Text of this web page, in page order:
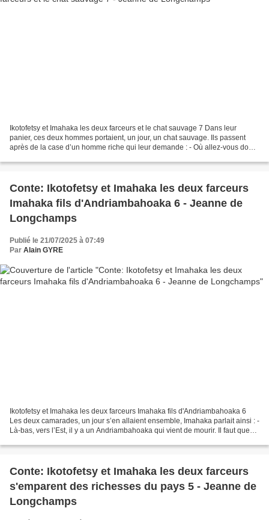
Ikotofetsy et Imahaka les deux farceurs et le chat sauvage 7 Dans leur
panier, ces deux hommes portaient, un jour, un chat sauvage. Ils passent
après de la case d’un homme riche qui leur demande : - Où allez-vous donc,
Conte: Ikotofetsy et Imahaka les deux farceurs
Imahaka fils d'Andriambahoaka 6 - Jeanne de
Longchamps
Publié le 21/07/2025 à 07:49
Par Alain GYRE
Ikotofetsy et Imahaka les deux farceurs Imahaka fils d'Andriambahoaka 6
Les deux camarades, un jour s’en allaient ensemble, Imahaka parlait ainsi : -
Là-bas, vers l’Est, il y a un Andriambahoaka qui vient de mourir. Il faut que
Conte: Ikotofetsy et Imahaka les deux farceurs
s'emparent des richesses du pays 5 - Jeanne de
Longchamps